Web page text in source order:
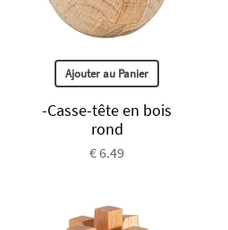
Ajouter au Panier
-Casse-tête en bois
rond
€ 6.49